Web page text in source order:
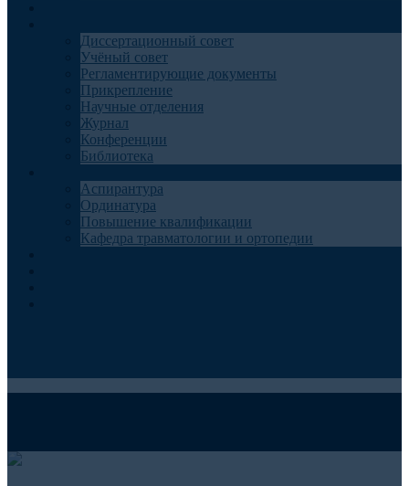
Диссертационный совет
Учёный совет
Регламентирующие документы
Прикрепление
Научные отделения
Журнал
Конференции
Библиотека
Аспирантура
Ординатура
Повышение квалификации
Кафедра травматологии и ортопедии